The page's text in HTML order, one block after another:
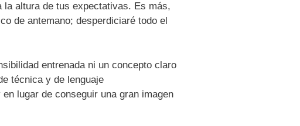
la altura de tus expectativas. Es más,
de antemano; desperdiciaré todo el
entrenada ni un concepto claro
técnica y de lenguaje
lugar de conseguir una gran imagen